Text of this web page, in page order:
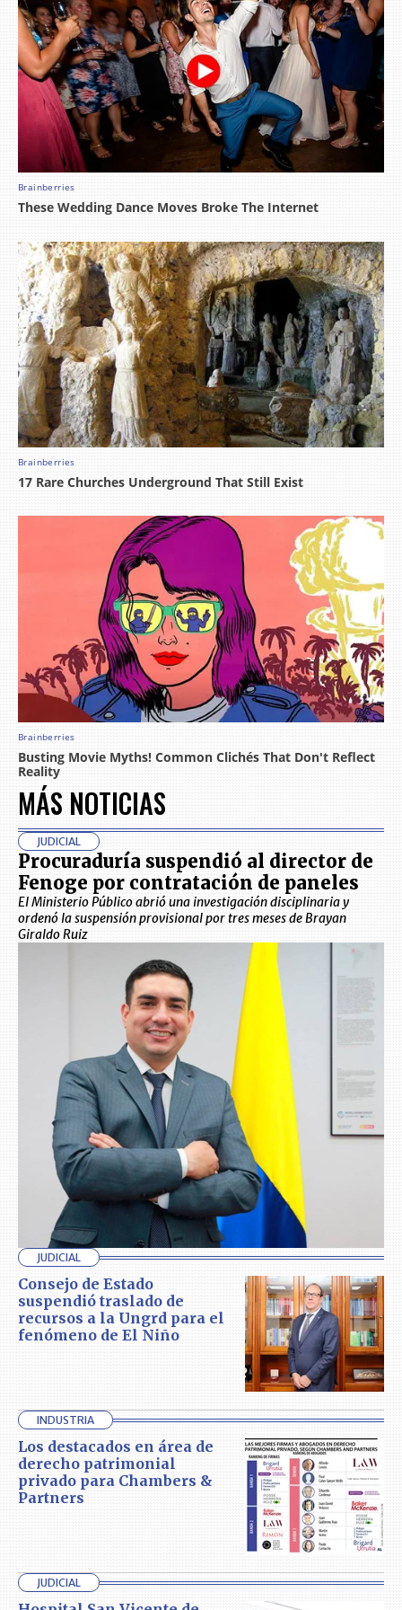
MÁS NOTICIAS
JUDICIAL
Procuraduría suspendió al director de
Fenoge por contratación de paneles
El Ministerio Público abrió una investigación disciplinaria y
ordenó la suspensión provisional por tres meses de Brayan
Giraldo Ruiz
JUDICIAL
Consejo de Estado
suspendió traslado de
recursos a la Ungrd para el
fenómeno de El Niño
INDUSTRIA
Los destacados en área de
derecho patrimonial
privado para Chambers &
Partners
JUDICIAL